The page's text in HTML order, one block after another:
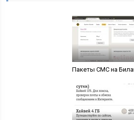
Пакеты СМС на